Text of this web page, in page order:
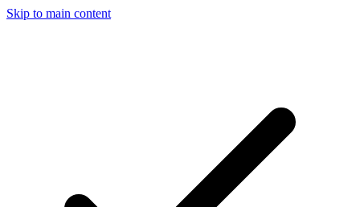
Skip to main content